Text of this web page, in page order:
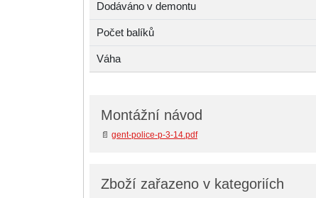
Dodáváno v demontu
Počet balíků
Váha
Montážní návod
📄 gent-police-p-3-14.pdf
Zboží zařazeno v kategoriích